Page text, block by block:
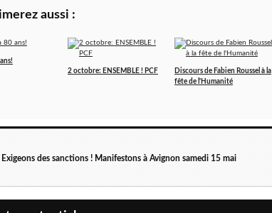
aussi :
2 octobre: ENSEMBLE ! PCF
Discours de Fabien Roussel à la
fête de l'Humanité
Exigeons des sanctions ! Manifestons à Avignon samedi 15 mai